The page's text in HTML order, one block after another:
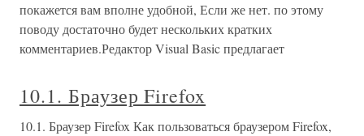
покажется вам вполне удобной, Если же нет. по этому
поводу достаточно будет нескольких кратких
комментариев.Редактор Visual Basic предлагает
10.1. Браузер Firefox
10.1. Браузер Firefox Как пользоваться браузером Firefox,